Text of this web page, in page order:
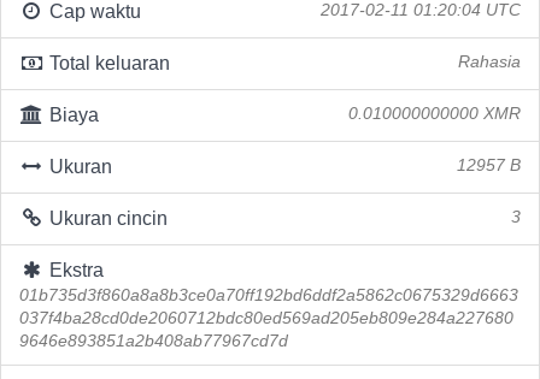
Cap waktu 2017-02-11 01:20:04 UTC
Total keluaran Rahasia
Biaya 0.010000000000 XMR
Ukuran 12957 B
Ukuran cincin 3
Ekstra
01b735d3f860a8a8b3ce0a70ff192bd6ddf2a5862c0675329d6663
037f4ba28cd0de2060712bdc80ed569ad205eb809e284a227680
9646e893851a2b408ab77967cd7d